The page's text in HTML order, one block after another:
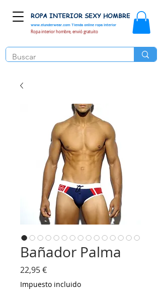
www.elunderwear.com Tienda online ropa interior
ROPA INTERIOR SEXY HOMBRE
Ropa interior hombre, envió gratuito
Bañador Palma
22,95 €Precio
Impuesto incluido